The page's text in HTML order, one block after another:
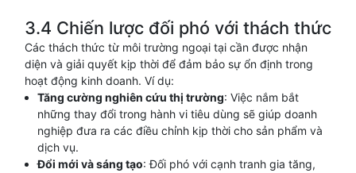
3.4 Chiến lược đối phó với thách thức
Các thách thức từ môi trường ngoại tại cần được nhận
diện và giải quyết kịp thời để đảm bảo sự ổn định trong
hoạt động kinh doanh. Ví dụ:
Tăng cường nghiên cứu thị trường: Việc nắm bắt
những thay đổi trong hành vi tiêu dùng sẽ giúp doanh
nghiệp đưa ra các điều chỉnh kịp thời cho sản phẩm và
dịch vụ.
Đổi mới và sáng tạo: Đối phó với cạnh tranh gia tăng,